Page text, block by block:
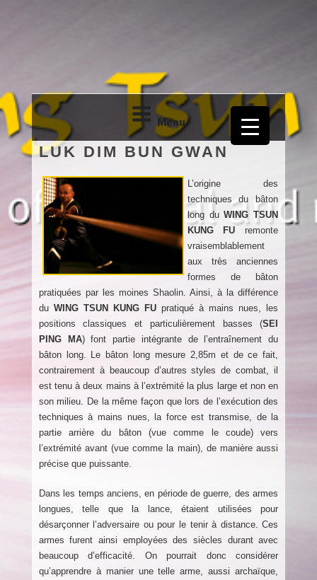
26230 – GRIGNAN
The art of physical and mental maintenance
Menu
LUK DIM BUN GWAN
L’origine des
techniques du bâton
long duWING TSUN
KUNG FU remonte
vraisemblablement
aux très anciennes
formes de bâton
pratiquées par les moines Shaolin. Ainsi, à la différence
du WING TSUN KUNG FUpratiqué à mains nues, les
positions classiques et particulièrement basses (SEI
PING MA) font partie intégrante de l’entraînement du
bâton long. Le bâton long mesure 2,85m et de ce fait,
contrairement à beaucoup d’autres styles de combat, il
est tenu à deux mains à l’extrémité la plus large et non en
son milieu. De la même façon que lors de l’exécution des
techniques à mains nues, la force est transmise, de la
partie arrière du bâton (vue comme le coude) vers
l’extrémité avant (vue comme la main), de manière aussi
précise que puissante.
Dans les temps anciens, en période de guerre, des armes
longues, telle que la lance, étaient utilisées pour
désarçonner l’adversaire ou pour le tenir à distance. Ces
armes furent ainsi employées des siècles durant avec
beaucoup d’efficacité. On pourrait donc considérer
qu’apprendre à manier une telle arme, aussi archaïque,